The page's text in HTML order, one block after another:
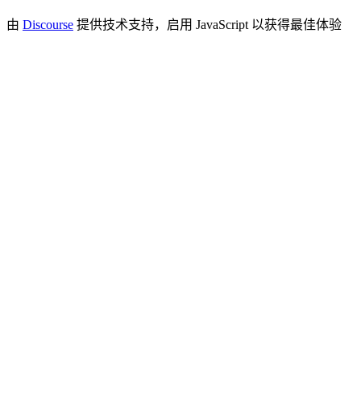
由 Discourse 提供技术支持，启用 JavaScript 以获得最佳体验